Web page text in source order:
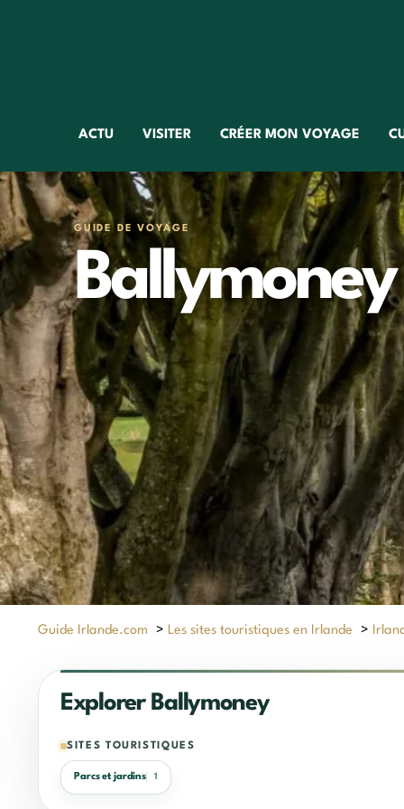
ACTU VISITER CRÉER MON VOYAGE
GUIDE DE VOYAGE
Ballymoney
Guide Irlande.com > Les sites touristiques en Irlande >
Explorer Ballymoney
SITES TOURISTIQUES
Parcs et jardins 1